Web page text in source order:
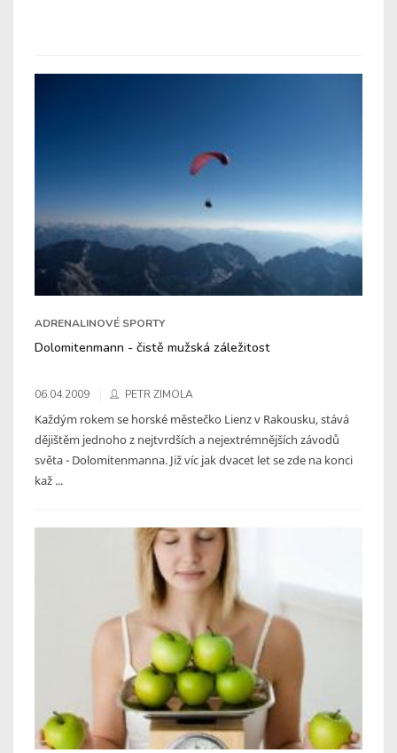
ADRENALINOVÉ SPORTY
Dolomitenmann - čistě mužská záležitost
06.04.2009 PETR ZIMOLA
Každým rokem se horské městečko Lienz v Rakousku, stává
dějištěm jednoho z nejtvrdších a nejextrémnějších závodů
světa - Dolomitenmanna. Již víc jak dvacet let se zde na konci
kaž ...